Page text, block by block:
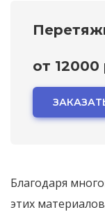
от 12000
Благодаря
этих